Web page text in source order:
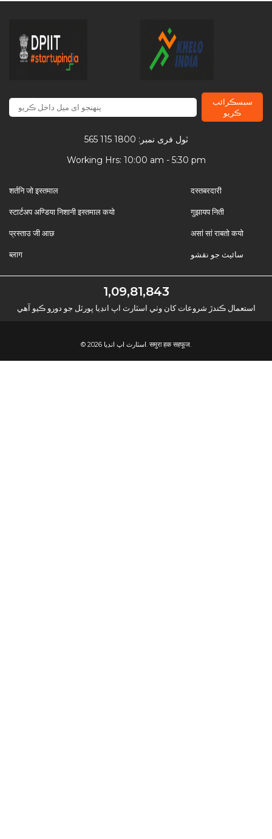
سبسڪرائب
ڪریو
ٽول فری نمبر: 1800 115 565
Working Hrs: 10:00 am - 5:30 pm
शर्तनि जो इस्तमाल
स्टार्टअप अण्डिया निशानी इस्तमाल कयो
प्रस्ताउ जी आछ
ब्लाग
दस्तबरदारी
गुझायप निती
असां सां राबतो कयो
سائیٽ جو نقشو
1,09,81,843
استعمال ڪندڙ شروعات کان وٺي اسٽارٽ اپ انڊيا پورٽل جو دورو ڪيو آهي
© 2026 اسٽارٽ اپ انڊيا. समुरा हक सहफूज.